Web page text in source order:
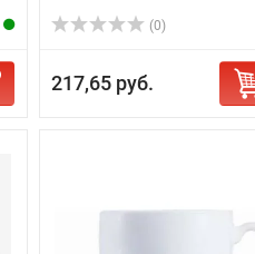
(0)
217,65 руб.